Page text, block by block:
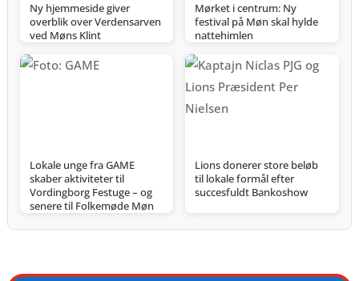
Ny hjemmeside giver
overblik over Verdensarven
ved Møns Klint
Mørket i centrum: Ny
festival på Møn skal hylde
nattehimlen
Lokale unge fra GAME
skaber aktiviteter til
Vordingborg Festuge – og
senere til Folkemøde Møn
Lions donerer store beløb
til lokale formål efter
succesfuldt Bankoshow